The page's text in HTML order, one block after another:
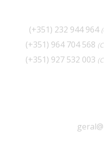
(+351) 232 944 964
(+351) 964 704 568
(+351) 927 532 003